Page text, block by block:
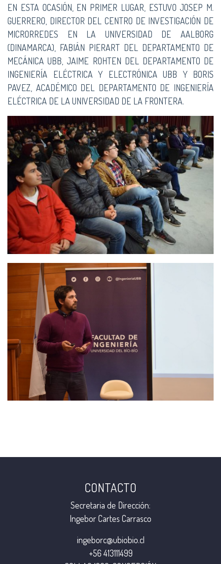
EN ESTA OCASIÓN, EN PRIMER LUGAR, ESTUVO JOSEP M.
GUERRERO, DIRECTOR DEL CENTRO DE INVESTIGACIÓN DE
MICRORREDES EN LA UNIVERSIDAD DE AALBORG
(DINAMARCA), FABIÁN PIERART DEL DEPARTAMENTO DE
MECÁNICA UBB, JAIME ROHTEN DEL DEPARTAMENTO DE
INGENIERÍA ELÉCTRICA Y ELECTRÓNICA UBB Y BORIS
PAVEZ, ACADÉMICO DEL DEPARTAMENTO DE INGENIERÍA
ELÉCTRICA DE LA UNIVERSIDAD DE LA FRONTERA.
CONTACTO
Secretaria de Dirección:
Ingebor Cartes Carrasco
ingeborc@ubiobio.cl
+56 413111499